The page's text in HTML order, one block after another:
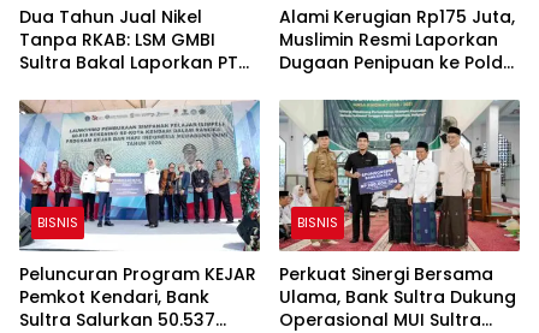
Dua Tahun Jual Nikel
Tanpa RKAB: LSM GMBI
Sultra Bakal Laporkan PT
Alami Kerugian Rp175 Juta,
Muslimin Resmi Laporkan
Dugaan Penipuan ke Polda
BISNIS
Peluncuran Program KEJAR
Pemkot Kendari, Bank
Sultra Salurkan 50.537
BISNIS
Perkuat Sinergi Bersama
Ulama, Bank Sultra Dukung
Operasional MUI Sultra